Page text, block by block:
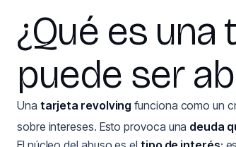
¿Qué es
puede ser
Una tarjeta revolving funciona como un
sobre intereses. Esto provoca una deuda